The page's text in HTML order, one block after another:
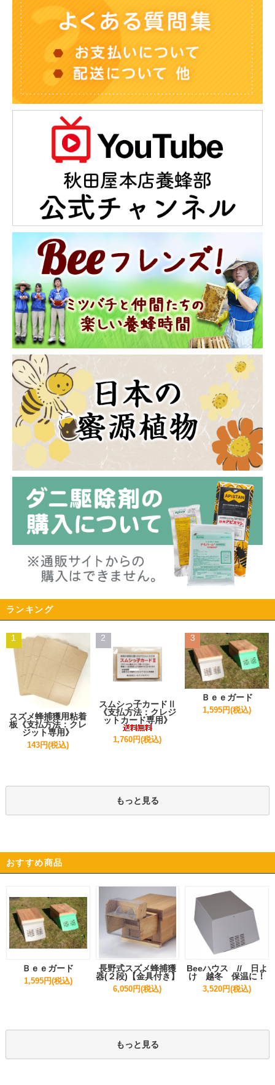
ランキング
1
スズメ蜂捕獲用粘着
板《支払方法：クレ
ジット専用》
143円(税込)
2
スムシっ子カードⅡ
《支払方法：クレジ
ットカード専用》
1,760円(税込)
3
Ｂｅｅガード
1,595円(税込)
もっと見る
おすすめ商品
Ｂｅｅガード
1,595円(税込)
長野式スズメ蜂捕獲
器(２段)【金具付き】
6,050円(税込)
Beeハウス // 日よ
け 越冬 保温に！
3,520円(税込)
もっと見る